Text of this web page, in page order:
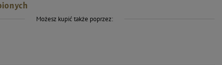
Możesz kupić także poprzez: